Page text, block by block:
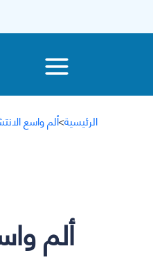
الرئيسية>ألم واسع
ألم